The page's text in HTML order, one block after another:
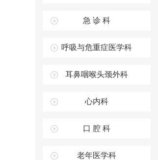
急 诊 科
呼吸与危重症医学科
耳鼻咽喉头颈外科
心内科
口 腔 科
老年医学科